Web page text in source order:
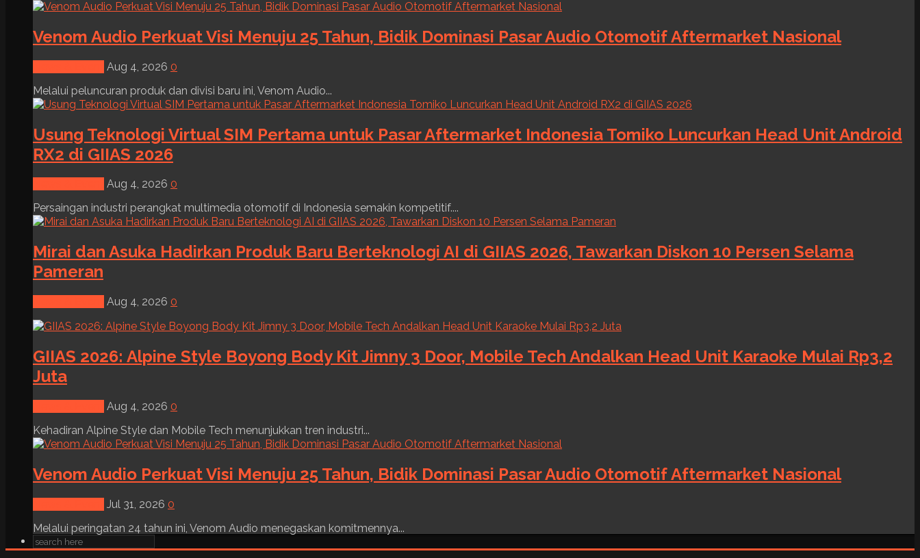
Venom Audio Perkuat Visi Menuju 25 Tahun, Bidik Dominasi Pasar Audio Otomotif Aftermarket Nasional
Aug 4, 2026 0
Melalui peluncuran produk dan divisi baru ini, Venom Audio...
Usung Teknologi Virtual SIM Pertama untuk Pasar Aftermarket Indonesia Tomiko Luncurkan Head Unit Android
RX2 di GIIAS 2026
Aug 4, 2026 0
Persaingan industri perangkat multimedia otomotif di Indonesia semakin kompetitif....
Mirai dan Asuka Hadirkan Produk Baru Berteknologi AI di GIIAS 2026, Tawarkan Diskon 10 Persen Selama
Pameran
Aug 4, 2026 0
GIIAS 2026: Alpine Style Boyong Body Kit Jimny 3 Door, Mobile Tech Andalkan Head Unit Karaoke Mulai Rp3,2
Juta
Aug 4, 2026 0
Kehadiran Alpine Style dan Mobile Tech menunjukkan tren industri...
Venom Audio Perkuat Visi Menuju 25 Tahun, Bidik Dominasi Pasar Audio Otomotif Aftermarket Nasional
Jul 31, 2026 0
Melalui peringatan 24 tahun ini, Venom Audio menegaskan komitmennya...